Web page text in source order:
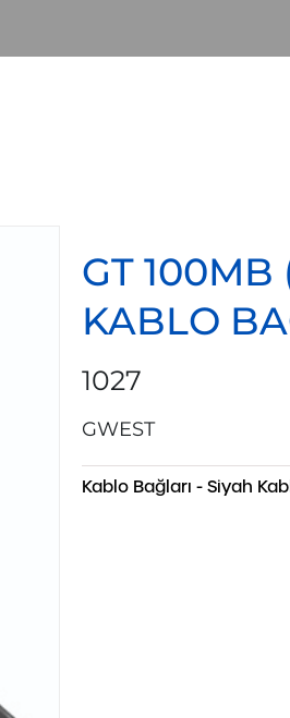
GT
KABLO
1027
GWEST
Kablo Bağları - Siyah